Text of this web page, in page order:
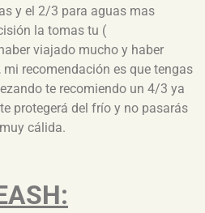
y el 2/3 para aguas mas
la tomas tu (
viajado mucho y haber
recomendación es que tengas
te recomiendo un 4/3 ya
protegerá del frío y no pasarás
cálida.